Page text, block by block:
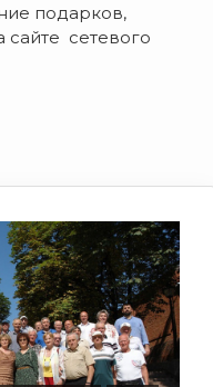
подарков,
сайте сетевого